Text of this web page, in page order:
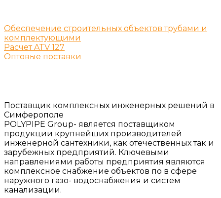
Обеспечение строительных объектов трубами и
комплектующими
Расчет ATV 127
Оптовые поставки
Поставщик комплексных инженерных решений в
Симферополе
POLYPIPE Group- является поставщиком
продукции крупнейших производителей
инженерной сантехники, как отечественных так и
зарубежных предприятий. Ключевыми
направлениями работы предприятия являются
комплексное снабжение объектов по в сфере
наружного газо- водоснабжения и систем
канализации.